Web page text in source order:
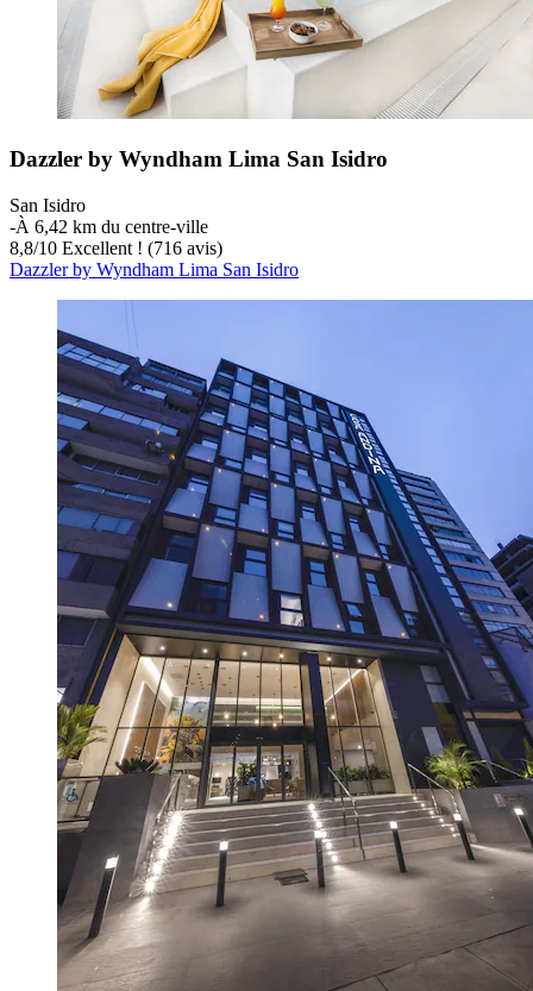
Dazzler by Wyndham Lima San Isidro
San Isidro
‐À 6,42 km du centre-ville
8,8/10 Excellent ! (716 avis)
Dazzler by Wyndham Lima San Isidro